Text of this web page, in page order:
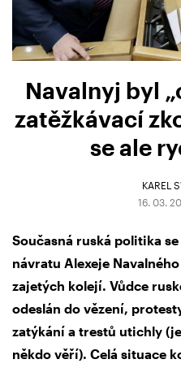
Navalnyj byl
zatěžkávací
se ale
KAREL
16. 03.
Současná ruská politika
návratu Alexeje
zajetých kolejí. Vůdce
odeslán do vězení,
zatýkání a trestů utichly
někdo věří). Celá situace